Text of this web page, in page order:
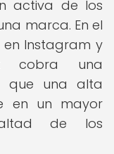
activa de los
marca. En el
Instagram y
cobra una
que una alta
en un mayor
de los